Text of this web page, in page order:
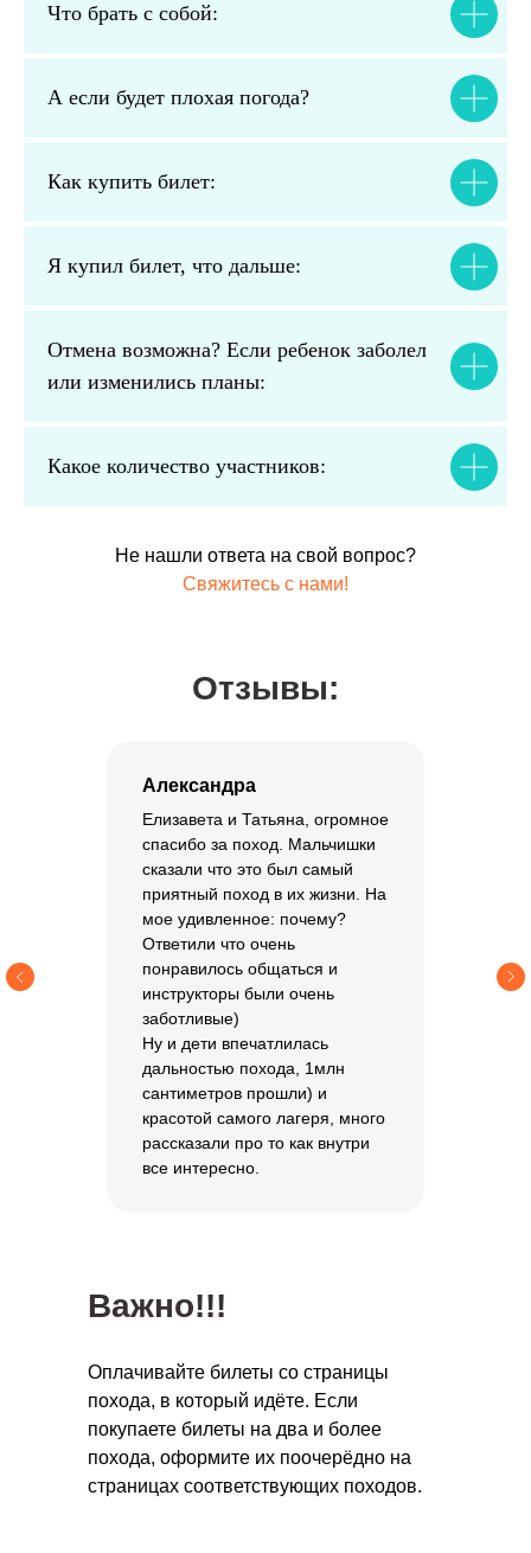
Что брать с собой:
А если будет плохая погода?
Как купить билет:
Я купил билет, что дальше:
Отмена возможна? Если ребенок заболел
или изменились планы:
Какое количество участников:
Не нашли ответа на свой вопрос?
Свяжитесь с нами!
Отзывы:
Александра
Елизавета и Татьяна, огромное
спасибо за поход. Мальчишки
сказали что это был самый
приятный поход в их жизни. На
мое удивленное: почему?
Ответили что очень
понравилось общаться и
инструкторы были очень
заботливые)
Ну и дети впечатлилась
дальностью похода, 1млн
сантиметров прошли) и
красотой самого лагеря, много
рассказали про то как внутри
все интересно.
Важно!!!
Оплачивайте билеты со страницы
похода, в который идёте. Если
покупаете билеты на два и более
похода, оформите их поочерёдно на
страницах соответствующих походов.